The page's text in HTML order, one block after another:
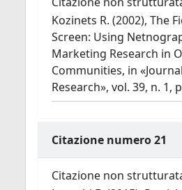
Kozinets R. (2002), The
Screen: Using
Marketing Research in
Communities, in
Research», vol. 39, n. 1,
Citazione numero 21
Citazione non